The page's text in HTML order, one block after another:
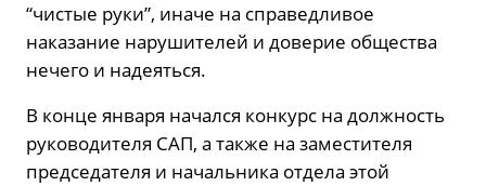
“чистые руки”, иначе на справедливое
наказание нарушителей и доверие общества
нечего и надеяться.
В конце января начался конкурс на должность
руководителя САП, а также на заместителя
председателя и начальника отдела этой